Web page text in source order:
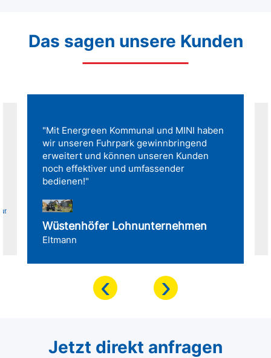
Das sagen unsere Kunden
"Mit Energreen Kommunal und MINI haben
wir unseren Fuhrpark gewinnbringend
erweitert und können unseren Kunden
noch effektiver und umfassender
bedienen!"
Wüstenhöfer Lohnunternehmen
Eltmann
‹ ›
Jetzt direkt anfragen